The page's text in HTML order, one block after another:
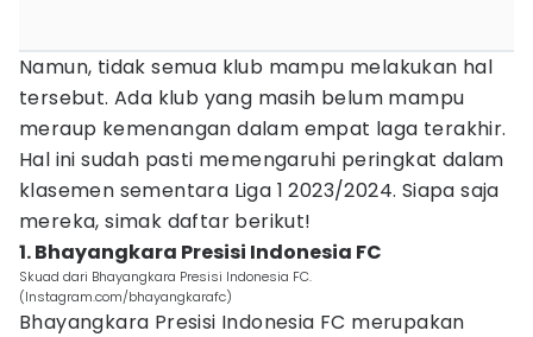
Namun, tidak semua klub mampu melakukan hal
tersebut. Ada klub yang masih belum mampu
meraup kemenangan dalam empat laga terakhir.
Hal ini sudah pasti memengaruhi peringkat dalam
klasemen sementara Liga 1 2023/2024. Siapa saja
mereka, simak daftar berikut!
1. Bhayangkara Presisi Indonesia FC
Skuad dari Bhayangkara Presisi Indonesia FC.
(Instagram.com/bhayangkarafc)
Bhayangkara Presisi Indonesia FC merupakan